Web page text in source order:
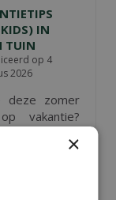
IN
TUIN
op 4
2026
deze zomer
vakantie?
tuin of op
balkon of
een
×